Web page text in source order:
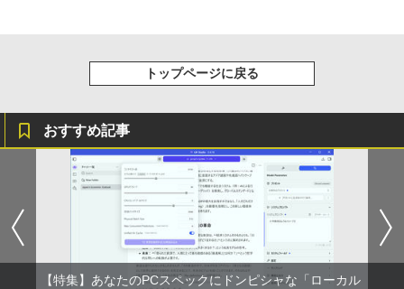
トップページに戻る
おすすめ記事
【特集】あなたのPCスペックにドンピシャな「ローカル